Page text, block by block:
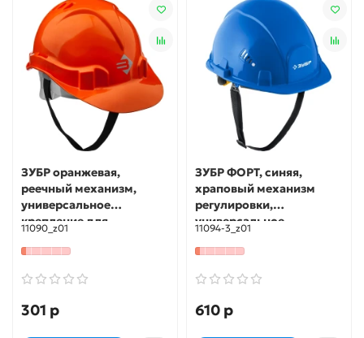
ЗУБР оранжевая,
реечный механизм,
универсальное
крепление для
наушников и щитков,
защитная каска (11090)
11090_z01
301 р
ЗУБР ФОРТ, синяя,
храповый механизм
регулировки,
универсальное
крепление для
наушников и щитков,
защитная каска,
Профессионал (11094-3)
11094-3_z01
610 р